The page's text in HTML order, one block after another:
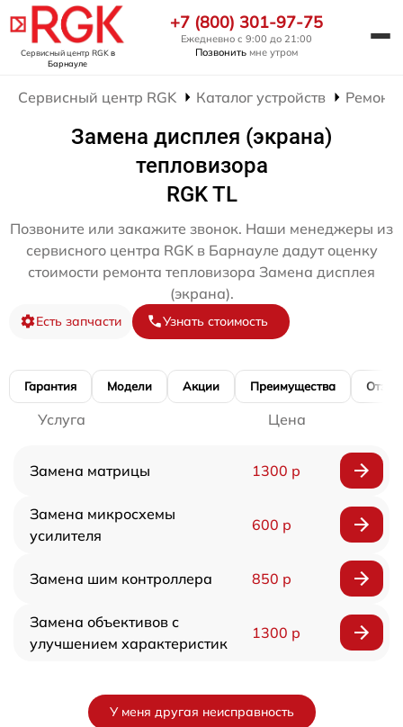
Сервисный центр RGKв
Барнауле
+7 (800) 301-97-75
Ежедневно с 9:00 до 21:00
Позвонить мне утром
Сервисный центр RGK Каталог устройств Ремонт
Замена дисплея (экрана)
тепловизора
RGK TL
Позвоните или закажите звонок. Наши менеджеры из
сервисного центра RGK в Барнауле дадут оценку
стоимости ремонта тепловизора Замена дисплея
(экрана).
Есть запчасти Узнать стоимость
Гарантия Модели Акции Преимущества
Услуга Цена
Замена матрицы 1300 р
Замена микросхемы
усилителя
600 р
Замена шим контроллера 850 р
Замена объективов с
улучшением характеристик
1300 р
У меня другая неисправность